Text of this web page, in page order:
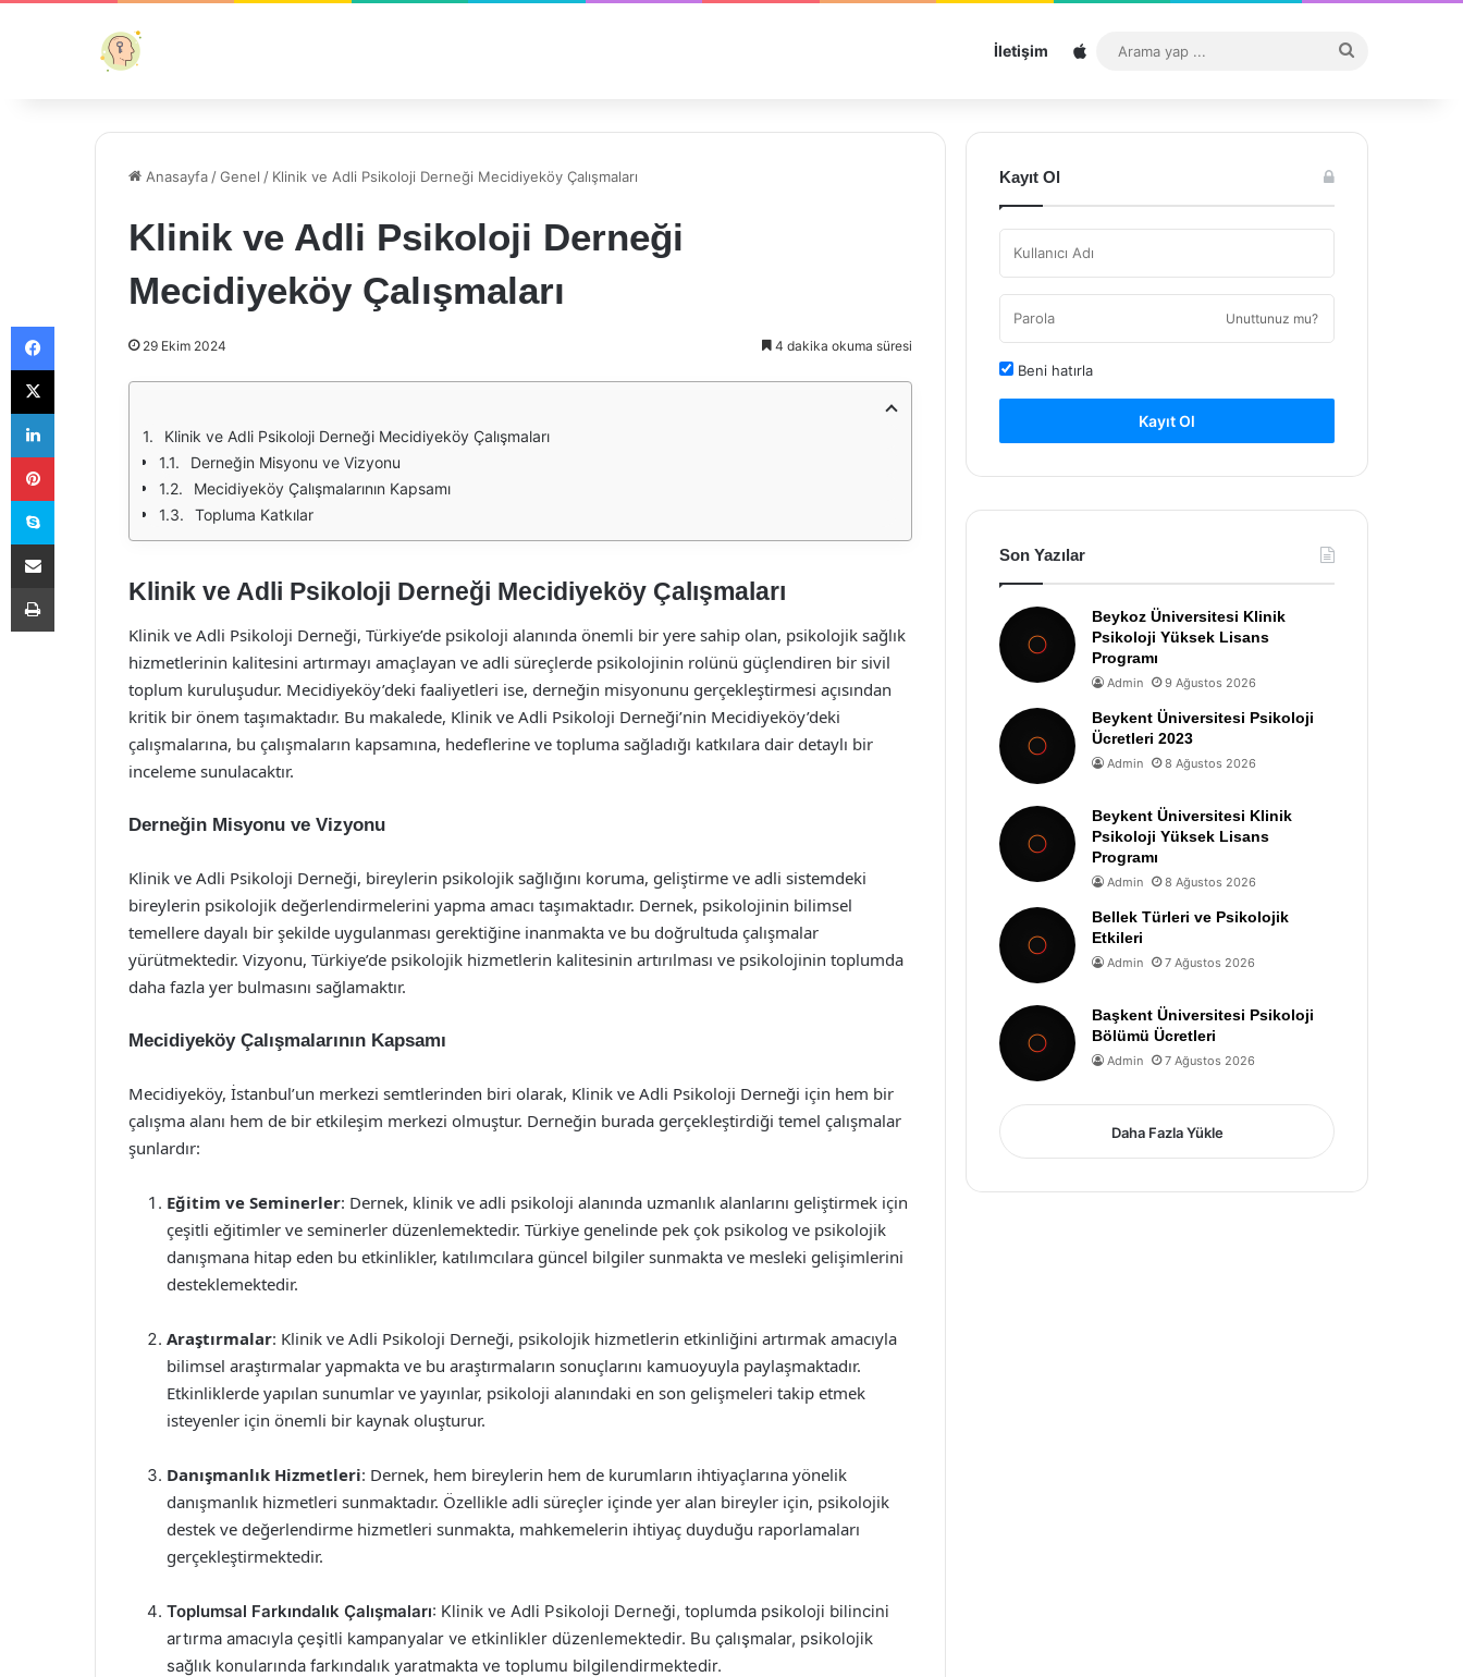
İletişim Sitemap
...
Anasayfa /Genel / Klinik ve Adli Psikoloji Derneği Mecidiyeköy Çalışmaları
Klinik ve Adli Psikoloji Derneği
Mecidiyeköy Çalışmaları
29 Ekim 2024 4 dakika okuma süresi
Klinik ve Adli Psikoloji Derneği Mecidiyeköy Çalışmaları
Derneğin Misyonu ve Vizyonu
Mecidiyeköy Çalışmalarının Kapsamı
Topluma Katkılar
Klinik ve Adli Psikoloji Derneği Mecidiyeköy Çalışmaları
Klinik ve Adli Psikoloji Derneği, Türkiye’de psikoloji alanında önemli bir yere sahip olan, psikolojik sağlık
hizmetlerinin kalitesini artırmayı amaçlayan ve adli süreçlerde psikolojinin rolünü güçlendiren bir sivil
toplum kuruluşudur. Mecidiyeköy’deki faaliyetleri ise, derneğin misyonunu gerçekleştirmesi açısından
kritik bir önem taşımaktadır. Bu makalede, Klinik ve Adli Psikoloji Derneği’nin Mecidiyeköy’deki
çalışmalarına, bu çalışmaların kapsamına, hedeflerine ve topluma sağladığı katkılara dair detaylı bir
inceleme sunulacaktır.
Derneğin Misyonu ve Vizyonu
Klinik ve Adli Psikoloji Derneği, bireylerin psikolojik sağlığını koruma, geliştirme ve adli sistemdeki
bireylerin psikolojik değerlendirmelerini yapma amacı taşımaktadır. Dernek, psikolojinin bilimsel
temellere dayalı bir şekilde uygulanması gerektiğine inanmakta ve bu doğrultuda çalışmalar
yürütmektedir. Vizyonu, Türkiye’de psikolojik hizmetlerin kalitesinin artırılması ve psikolojinin toplumda
daha fazla yer bulmasını sağlamaktır.
Mecidiyeköy Çalışmalarının Kapsamı
Mecidiyeköy, İstanbul’un merkezi semtlerinden biri olarak, Klinik ve Adli Psikoloji Derneği için hem bir
çalışma alanı hem de bir etkileşim merkezi olmuştur. Derneğin burada gerçekleştirdiği temel çalışmalar
şunlardır:
Eğitim ve Seminerler: Dernek, klinik ve adli psikoloji alanında uzmanlık alanlarını geliştirmek için
çeşitli eğitimler ve seminerler düzenlemektedir. Türkiye genelinde pek çok psikolog ve psikolojik
danışmana hitap eden bu etkinlikler, katılımcılara güncel bilgiler sunmakta ve mesleki gelişimlerini
desteklemektedir.
Araştırmalar: Klinik ve Adli Psikoloji Derneği, psikolojik hizmetlerin etkinliğini artırmak amacıyla
bilimsel araştırmalar yapmakta ve bu araştırmaların sonuçlarını kamuoyuyla paylaşmaktadır.
Etkinliklerde yapılan sunumlar ve yayınlar, psikoloji alanındaki en son gelişmeleri takip etmek
isteyenler için önemli bir kaynak oluşturur.
Danışmanlık Hizmetleri: Dernek, hem bireylerin hem de kurumların ihtiyaçlarına yönelik
danışmanlık hizmetleri sunmaktadır. Özellikle adli süreçler içinde yer alan bireyler için, psikolojik
destek ve değerlendirme hizmetleri sunmakta, mahkemelerin ihtiyaç duyduğu raporlamaları
gerçekleştirmektedir.
Toplumsal Farkındalık Çalışmaları: Klinik ve Adli Psikoloji Derneği, toplumda psikoloji bilincini
artırma amacıyla çeşitli kampanyalar ve etkinlikler düzenlemektedir. Bu çalışmalar, psikolojik
sağlık konularında farkındalık yaratmakta ve toplumu bilgilendirmektedir.
Kayıt Ol
Unuttunuz mu?
Beni hatırla
Kayıt Ol
Son Yazılar
Beykoz Üniversitesi Klinik
Psikoloji Yüksek Lisans
Programı
Admin 9 Ağustos 2026
Beykent Üniversitesi Psikoloji
Ücretleri 2023
Admin 8 Ağustos 2026
Beykent Üniversitesi Klinik
Psikoloji Yüksek Lisans
Programı
Admin 8 Ağustos 2026
Bellek Türleri ve Psikolojik
Etkileri
Admin 7 Ağustos 2026
Başkent Üniversitesi Psikoloji
Bölümü Ücretleri
Admin 7 Ağustos 2026
Daha Fazla Yükle
Facebook
X
LinkedIn
Pinterest
Skype
E-Posta ile paylaş